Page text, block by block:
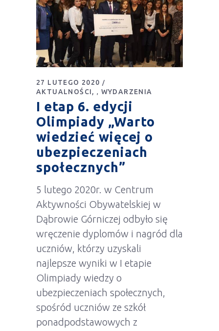
27 LUTEGO 2020
AKTUALNOŚCI
, WYDARZENIA
I etap 6. edycji
Olimpiady „Warto
wiedzieć więcej o
ubezpieczeniach
społecznych”
5 lutego 2020r. w Centrum
Aktywności Obywatelskiej w
Dąbrowie Górniczej odbyło się
wręczenie dyplomów i nagród dla
uczniów, którzy uzyskali
najlepsze wyniki w I etapie
Olimpiady wiedzy o
ubezpieczeniach społecznych,
spośród uczniów ze szkół
ponadpodstawowych z